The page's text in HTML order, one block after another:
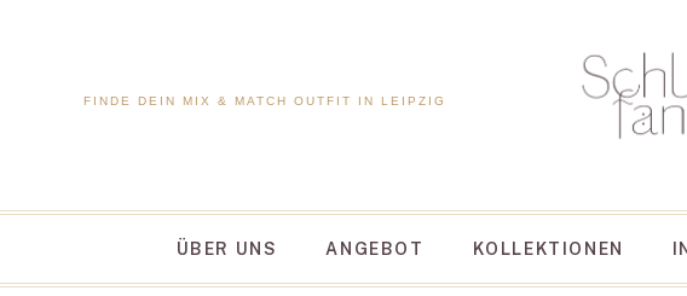
FINDE DEIN MIX & MATCH OUTFIT IN LEIPZIG
ÜBER UNS ANGEBOT KOLLEKTIONEN